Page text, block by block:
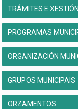
TRÁMITES E
PROGRAMAS
ORGANIZACIÓN
GRUPOS MUNICIPAIS
ORZAMENTOS